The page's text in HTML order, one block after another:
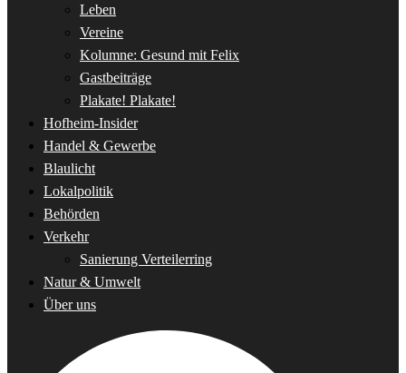
Leben
Vereine
Kolumne: Gesund mit Felix
Gastbeiträge
Plakate! Plakate!
Hofheim-Insider
Handel & Gewerbe
Blaulicht
Lokalpolitik
Behörden
Verkehr
Sanierung Verteilerring
Natur & Umwelt
Über uns